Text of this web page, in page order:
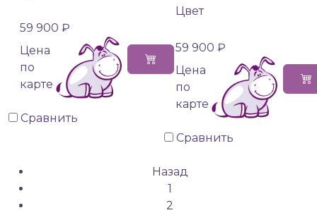
59 900 ₽
Цена
по
карте
Сравнить
Цвет
59 900 ₽
Цена
по
карте
Сравнить
Назад
1
2